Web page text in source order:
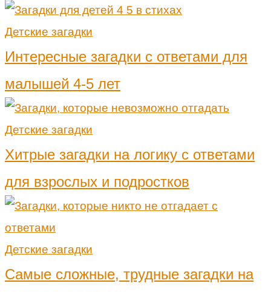
Детские загадки
Интересные загадки с ответами для
малышей 4-5 лет
Детские загадки
Хитрые загадки на логику с ответами
для взрослых и подростков
Детские загадки
Самые сложные, трудные загадки на